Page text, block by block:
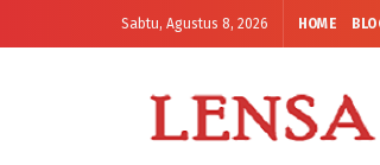
Sabtu, Agustus 8, 2026 HOME